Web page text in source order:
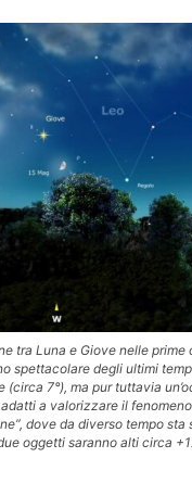
tra Luna e Giove nelle prime
spettacolare degli ultimi
(circa 7°), ma pur tuttavia
a valorizzare il
dove da diverso tempo sta
oggetti saranno alti circa